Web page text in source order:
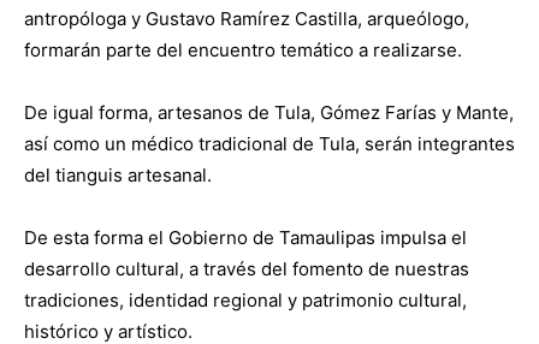
antropóloga y Gustavo Ramírez Castilla, arqueólogo,
formarán parte del encuentro temático a realizarse.
De igual forma, artesanos de Tula, Gómez Farías y Mante,
así como un médico tradicional de Tula, serán integrantes
del tianguis artesanal.
De esta forma el Gobierno de Tamaulipas impulsa el
desarrollo cultural, a través del fomento de nuestras
tradiciones, identidad regional y patrimonio cultural,
histórico y artístico.